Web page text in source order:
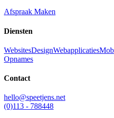
Afspraak Maken
Diensten
WebsitesDesignWebapplicaties
Opnames
Contact
hello@speetjens.net
(0)113 - 788448